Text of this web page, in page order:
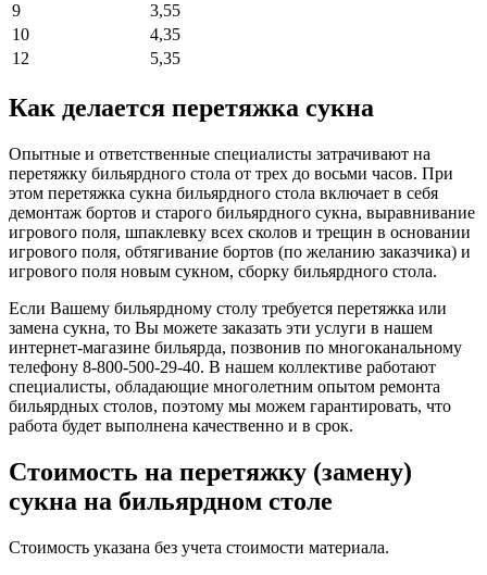
9
3,55
10
4,35
12
5,35
Как делается перетяжка сукна
Опытные и ответственные специалисты затрачивают на
перетяжку бильярдного стола от трех до восьми часов. При
этом перетяжка сукна бильярдного стола включает в себя
демонтаж бортов и старого бильярдного сукна, выравнивание
игрового поля, шпаклевку всех сколов и трещин в основании
игрового поля, обтягивание бортов (по желанию заказчика) и
игрового поля новым сукном, сборку бильярдного стола.
Если Вашему бильярдному столу требуется перетяжка или
замена сукна, то Вы можете заказать эти услуги в нашем
интернет-магазине бильярда, позвонив по многоканальному
телефону 8-800-500-29-40. В нашем коллективе работают
специалисты, обладающие многолетним опытом ремонта
бильярдных столов, поэтому мы можем гарантировать, что
работа будет выполнена качественно и в срок.
Стоимость на перетяжку (замену)
сукна на бильярдном столе
Стоимость указана без учета стоимости материала.